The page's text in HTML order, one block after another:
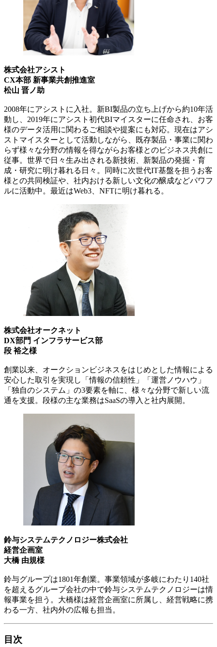
株式会社アシスト
CX本部 新事業共創推進室
松山 晋ノ助
2008年にアシストに入社。新BI製品の立ち上げから約10年活
動し、2019年にアシスト初代BIマイスターに任命され、お客
様のデータ活用に関わるご相談や提案にも対応。現在はアシ
ストマイスターとして活動しながら、既存製品・事業に関わ
らず様々な分野の情報を得ながらお客様とのビジネス共創に
従事。世界で日々生み出される新技術、新製品の発掘・育
成・研究に明け暮れる日々。同時に次世代IT基盤を担うお客
様との共同検証や、社内おける新しい文化の醸成などパワフ
ルに活動中。最近はWeb3、NFTに明け暮れる。
株式会社オークネット
DX部門 インフラサービス部
段 裕之様
創業以来、オークションビジネスをはじめとした情報による
安心した取引を実現し「情報の信頼性」「運営ノウハウ」
「独自のシステム」の3要素を軸に、様々な分野で新しい流
通を支援。段様の主な業務はSaaSの導入と社内展開。
鈴与システムテクノロジー株式会社
経営企画室
大橋 由規様
鈴与グループは1801年創業。事業領域が多岐にわたり140社
を超えるグループ会社の中で鈴与システムテクノロジーは情
報事業を担う。大橋様は経営企画室に所属し、経営戦略に携
わる一方、社内外の広報も担当。
目次